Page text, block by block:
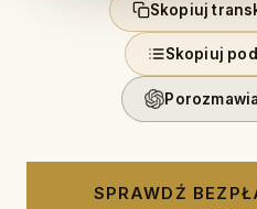
Skopiuj
Skopiuj
SPRAWDŹ